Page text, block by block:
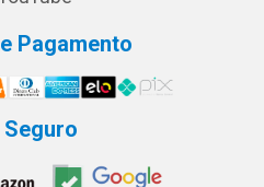
Pagamento